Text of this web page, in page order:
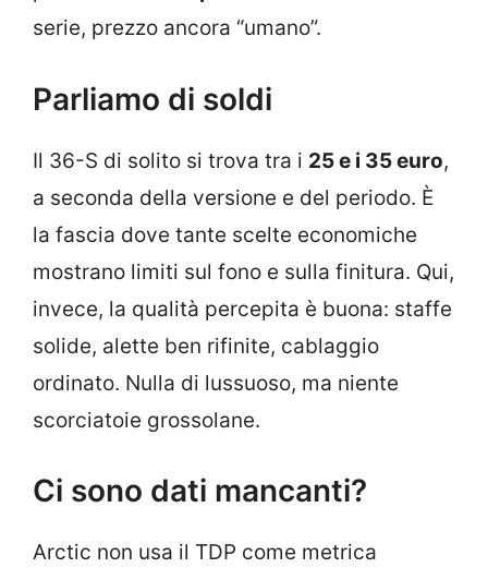
serie, prezzo ancora “umano”.
Parliamo di soldi
Il 36-S di solito si trova tra i 25 e i 35 euro,
a seconda della versione e del periodo. È
la fascia dove tante scelte economiche
mostrano limiti sul fono e sulla finitura. Qui,
invece, la qualità percepita è buona: staffe
solide, alette ben rifinite, cablaggio
ordinato. Nulla di lussuoso, ma niente
scorciatoie grossolane.
Ci sono dati mancanti?
Arctic non usa il TDP come metrica